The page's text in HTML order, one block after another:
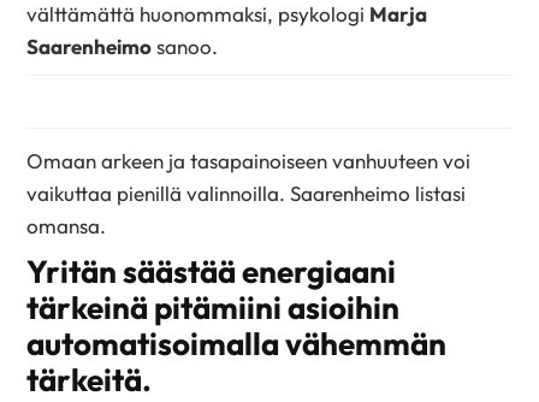
välttämättä huonommaksi, psykologi Marja
Saarenheimosanoo.
Omaan arkeen ja tasapainoiseen vanhuuteen voi
vaikuttaa pienillä valinnoilla. Saarenheimo listasi
omansa.
Yritän säästää energiaani
tärkeinä pitämiini asioihin
automatisoimalla vähemmän
tärkeitä.